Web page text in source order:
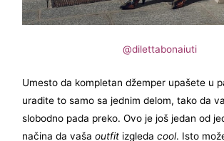
@dilettabonaiuti
Umesto da kompletan džemper upašete u
uradite to samo sa jednim delom, tako da
slobodno pada preko. Ovo je još jedan od
načina da vašaoutfit izgledacool. Isto